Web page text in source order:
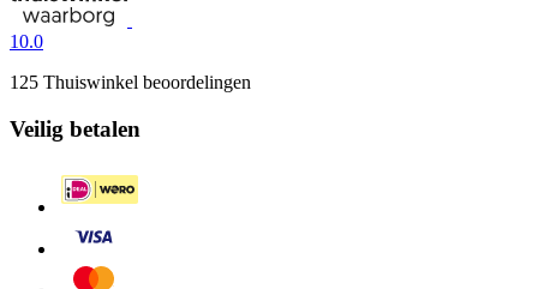
10.0
125 Thuiswinkel beoordelingen
Veilig betalen